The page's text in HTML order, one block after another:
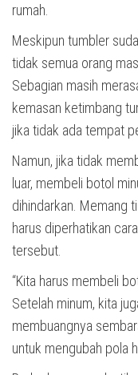
rumah.
Meskipun tumbler
tidak semua orang
Sebagian masih
kemasan ketimbang
jika tidak ada tempat
Namun, jika tidak
luar, membeli botol
dihindarkan. Memang
harus diperhatikan
tersebut.
“Kita harus membeli
Setelah minum, kita
membuangnya
untuk mengubah pola